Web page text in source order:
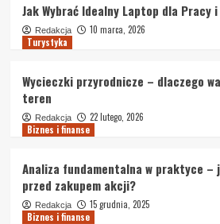
Jak Wybrać Idealny Laptop dla Pracy
Redakcja
10 marca, 2026
Turystyka
Wycieczki przyrodnicze – dlaczego
teren
Redakcja
22 lutego, 2026
Biznes i finanse
Analiza fundamentalna w praktyce –
przed zakupem akcji?
Redakcja
15 grudnia, 2025
Biznes i finanse